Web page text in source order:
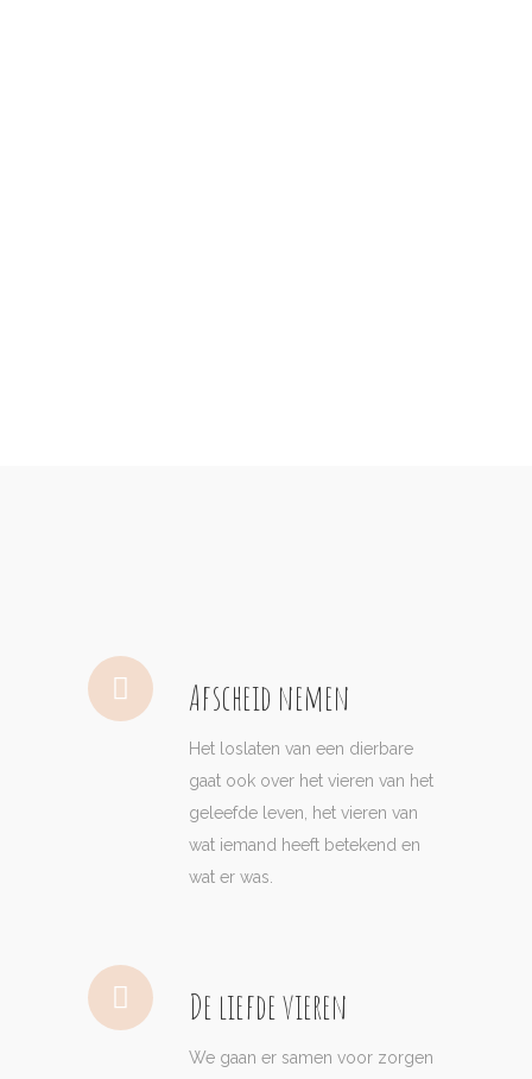
Afscheid nemen
Het loslaten van een dierbare
gaat ook over het vieren van het
geleefde leven, het vieren van
wat iemand heeft betekend en
wat er was.
De liefde vieren
We gaan er samen voor zorgen